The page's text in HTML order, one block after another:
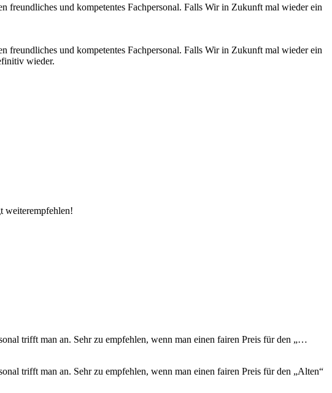
und kompetentes Fachpersonal. Falls Wir in Zukunft mal wieder ein
und kompetentes Fachpersonal. Falls Wir in Zukunft mal wieder ein
wieder.
weiterempfehlen!
trifft man an. Sehr zu empfehlen, wenn man einen fairen Preis für den „…
trifft man an. Sehr zu empfehlen, wenn man einen fairen Preis für den „Alten“